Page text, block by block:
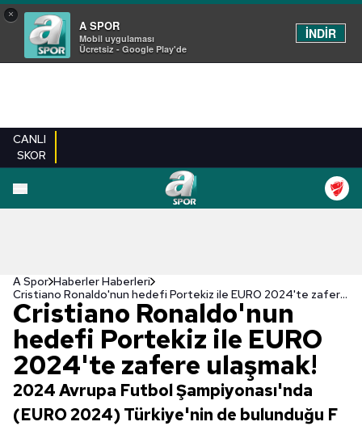
×
A SPOR
Mobil uygulaması
Ücretsiz - Google Play'de
İNDİR
CANLI
SKOR
A Spor Haberler Haberleri
Cristiano Ronaldo'nun hedefi Portekiz ile EURO 2024'te zafere ulaşmak!
Cristiano Ronaldo'nun
hedefi Portekiz ile EURO
2024'te zafere ulaşmak!
2024 Avrupa Futbol Şampiyonası'nda
(EURO 2024) Türkiye'nin de bulunduğu F